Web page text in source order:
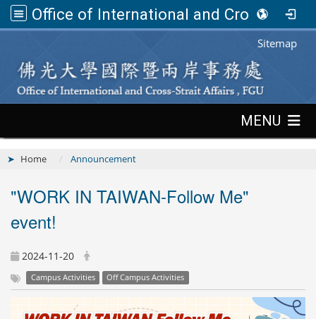
Office of International and Cross-Strait Affairs,FGU
Sitemap
MENU
Home Announcement
"WORK IN TAIWAN-Follow Me"
event!
2024-11-20
Campus Activities Off Campus Activities